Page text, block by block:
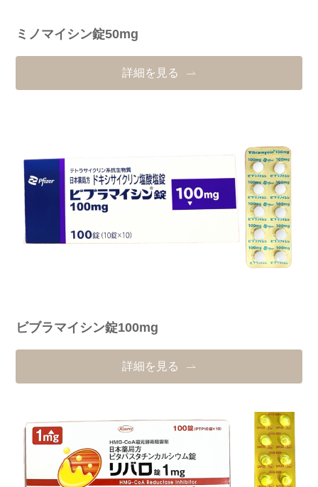
ミノマイシン錠50mg
詳細を見る
ビブラマイシン錠100mg
詳細を見る